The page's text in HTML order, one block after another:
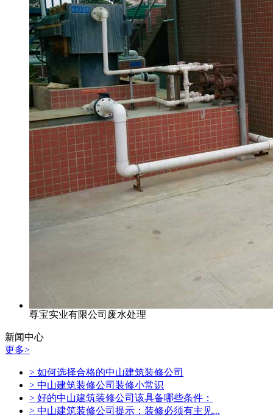
尊宝实业有限公司废水处理
新闻中心
更多>
> 如何选择合格的中山建筑装修公司
> 中山建筑装修公司装修小常识
> 好的中山建筑装修公司该具备哪些条件：
> 中山建筑装修公司提示：装修必须有主见...